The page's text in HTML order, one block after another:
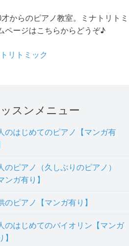
からのピアノ教室。ミナトリト
ページはこちらからどうぞ♪
リトミック
スンメニュー
のはじめてのピアノ【マンガ有
のピアノ（久しぶりのピアノ）
ンガ有り】
のピアノ【マンガ有り】
のはじめてのバイオリン【マンガ